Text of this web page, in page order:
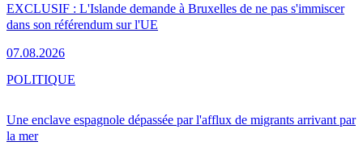
EXCLUSIF : L'Islande demande à Bruxelles de ne pas s'immiscer
dans son référendum sur l'UE
07.08.2026
Une enclave espagnole dépassée par l'afflux de migrants arrivant par
la mer
POLITIQUE